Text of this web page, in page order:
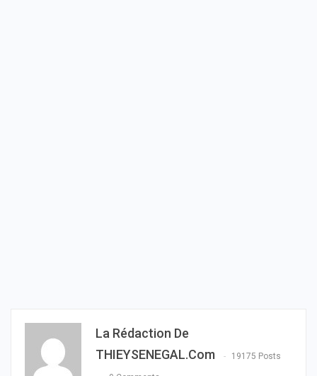
La Rédaction De
THIEYSENEGAL.com
19175 Posts